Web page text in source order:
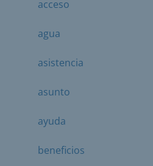
acceso
agua
asistencia
asunto
ayuda
beneficios